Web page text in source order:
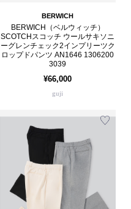
BERWICH
BERWICH（ベルウィッチ）
SCOTCHスコッチ ウールサキソニ
ーグレンチェック2インプリーツク
ロップドパンツ AN1646 1306200
3039
¥66,000
guji